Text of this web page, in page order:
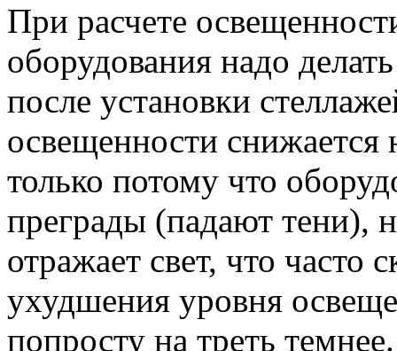
При расчете
оборудования надо
после установки
освещенности
только потому что
преграды (падают тени),
отражает свет, что часто
ухудшения уровня
попросту на треть